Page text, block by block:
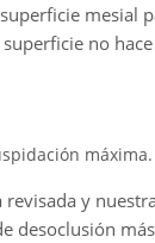
mesial
no
máxima.
y
desoclusión